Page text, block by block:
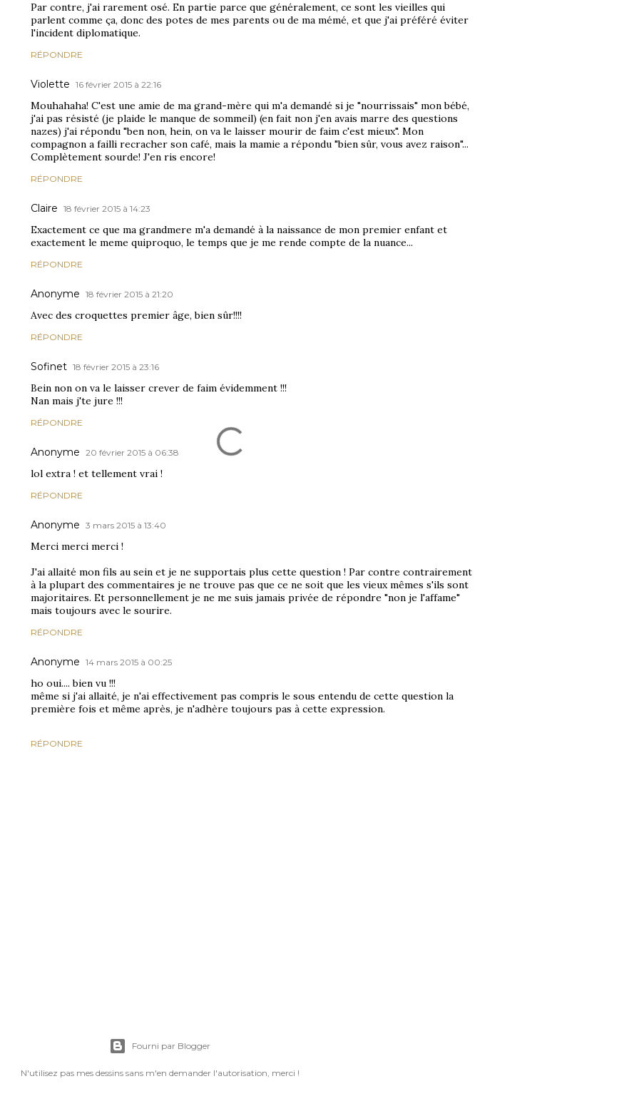
Par contre, j'ai rarement osé. En partie parce que généralement, ce sont les vieilles qui
parlent comme ça, donc des potes de mes parents ou de ma mémé, et que j'ai préféré éviter
l'incident diplomatique.
RÉPONDRE
Violette 16 février 2015 à 22:16
Mouhahaha! C'est une amie de ma grand-mère qui m'a demandé si je "nourrissais" mon bébé,
j'ai pas résisté (je plaide le manque de sommeil) (en fait non j'en avais marre des questions
nazes) j'ai répondu "ben non, hein, on va le laisser mourir de faim c'est mieux". Mon
compagnon a failli recracher son café, mais la mamie a répondu "bien sûr, vous avez raison"...
Complètement sourde! J'en ris encore!
RÉPONDRE
Claire 18 février 2015 à 14:23
Exactement ce que ma grandmere m'a demandé à la naissance de mon premier enfant et
exactement le meme quiproquo, le temps que je me rende compte de la nuance...
RÉPONDRE
Anonyme 18 février 2015 à 21:20
Avec des croquettes premier âge, bien sûr!!!!
RÉPONDRE
Sofinet 18 février 2015 à 23:16
Bein non on va le laisser crever de faim évidemment !!!
Nan mais j'te jure !!!
RÉPONDRE
Anonyme 20 février 2015 à 06:38
lol extra ! et tellement vrai !
RÉPONDRE
Anonyme 3 mars 2015 à 13:40
Merci merci merci !
J'ai allaité mon fils au sein et je ne supportais plus cette question ! Par contre contrairement
à la plupart des commentaires je ne trouve pas que ce ne soit que les vieux mêmes s'ils sont
majoritaires. Et personnellement je ne me suis jamais privée de répondre "non je l'affame"
mais toujours avec le sourire.
RÉPONDRE
Anonyme 14 mars 2015 à 00:25
ho oui.... bien vu !!!
même si j'ai allaité, je n'ai effectivement pas compris le sous entendu de cette question la
première fois et même après, je n'adhère toujours pas à cette expression.
RÉPONDRE
Fourni par Blogger
N'utilisez pas mes dessins sans m'en demander l'autorisation, merci !